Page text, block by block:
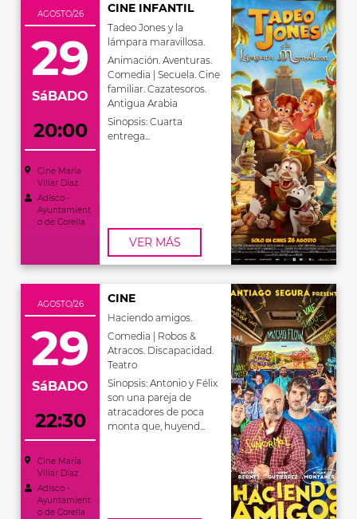
AGOSTO/26
29
SáBADO
20:00
Cine María
Villar Díaz
Adisco -
Ayuntamient
o de Corella
CINE INFANTIL
Tadeo Jones y la
lámpara maravillosa.
Animación. Aventuras.
Comedia | Secuela. Cine
familiar. Cazatesoros.
Antigua Arabia
Sinopsis: Cuarta
entrega...
VER MÁS
AGOSTO/26
29
SáBADO
22:30
Cine María
Villar Díaz
Adisco -
Ayuntamient
o de Corella
CINE
Haciendo amigos.
Comedia | Robos &
Atracos. Discapacidad.
Teatro
Sinopsis: Antonio y Félix
son una pareja de
atracadores de poca
monta que, huyend...